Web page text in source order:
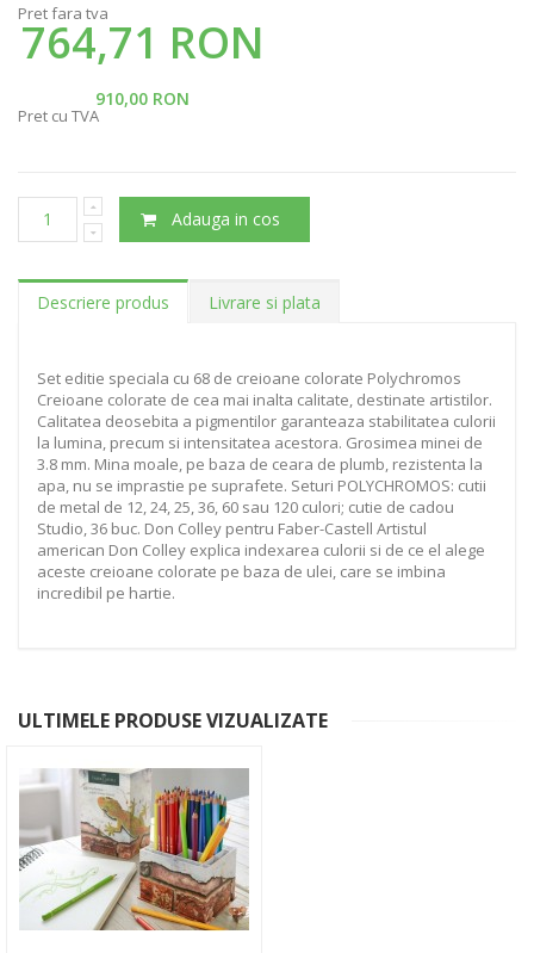
Pret fara tva
764,71 RON
910,00 RON
Pret cu TVA
Adauga in cos
Descriere produs Livrare si plata
Set editie speciala cu 68 de creioane colorate Polychromos
Creioane colorate de cea mai inalta calitate, destinate artistilor.
Calitatea deosebita a pigmentilor garanteaza stabilitatea culorii
la lumina, precum si intensitatea acestora. Grosimea minei de
3.8 mm. Mina moale, pe baza de ceara de plumb, rezistenta la
apa, nu se imprastie pe suprafete. Seturi POLYCHROMOS: cutii
de metal de 12, 24, 25, 36, 60 sau 120 culori; cutie de cadou
Studio, 36 buc. Don Colley pentru Faber-Castell Artistul
american Don Colley explica indexarea culorii si de ce el alege
aceste creioane colorate pe baza de ulei, care se imbina
incredibil pe hartie.
ULTIMELE PRODUSE VIZUALIZATE